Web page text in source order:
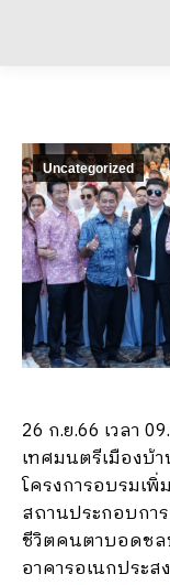
Uncategorized
26 ก.ย.66 เวลา
เทศมนตรีเมืองบ้
โครงการอบรมเ
สถานประกอบกา
ชีวิตคนตาบอดช
อาคารอเนกประ